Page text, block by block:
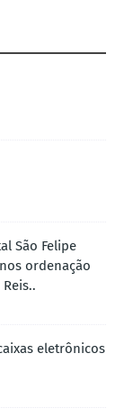
São Felipe
ordenação
eletrônicos